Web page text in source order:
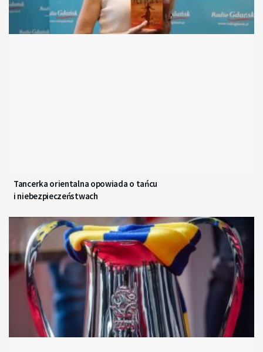
Tancerka orientalna opowiada o tańcu
i niebezpieczeństwach